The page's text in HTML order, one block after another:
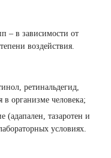
– в зависимости от
воздействия.
ретинальдегид,
организме человека;
(адапален, тазаротен и
условиях.